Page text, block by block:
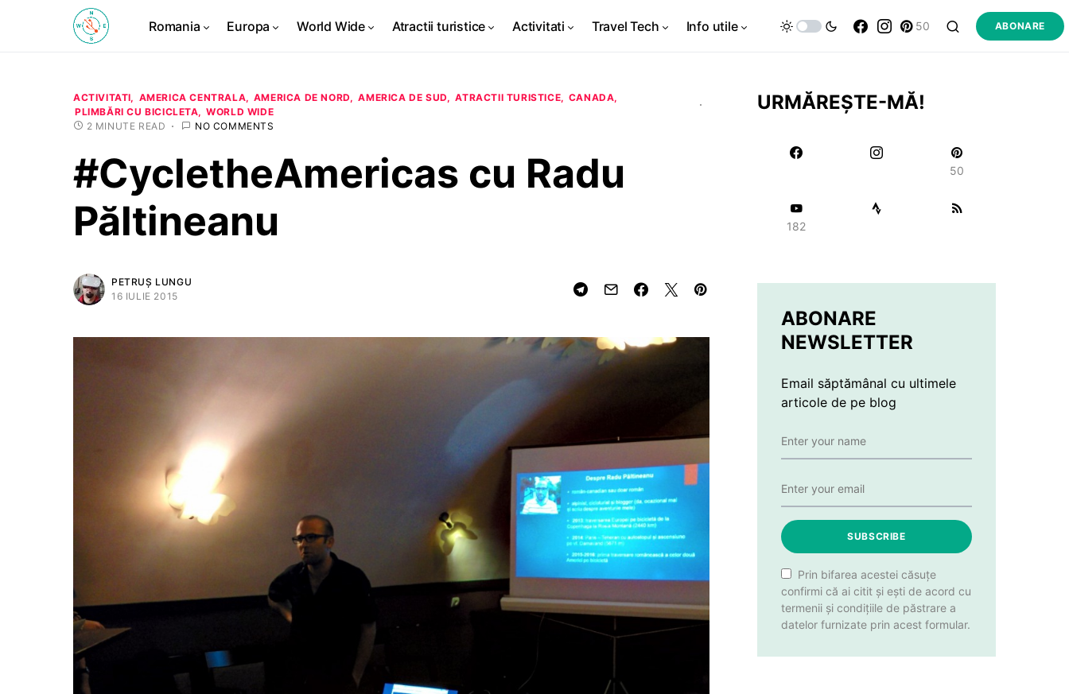
Romania Europa World Wide Atractii turistice Activitati Travel Tech Info utile 50 ABONARE
ACTIVITATI AMERICA CENTRALA AMERICA DE NORD AMERICA DE SUD ATRACTII TURISTICE
CANADA
PLIMBĂRI CU BICICLETA
WORLD WIDE
2 MINUTE READ
NO COMMENTS
#CycletheAmericas cu Radu
Păltineanu
PETRUȘ LUNGU
16 IULIE 2015
URMĂREȘTE-MĂ!
50
182
ABONARE
NEWSLETTER
Email săptămânal cu ultimele
articole de pe blog
SUBSCRIBE
Prin bifarea acestei căsuțe
confirmi că ai citit și ești de acord cu
termenii și condițiile de păstrare a
datelor furnizate prin acest formular.